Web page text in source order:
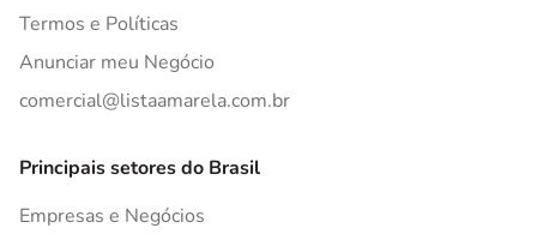
Termos e Políticas
Anunciar meu Negócio
comercial@listaamarela.com.br
Principais setores do Brasil
Empresas e Negócios